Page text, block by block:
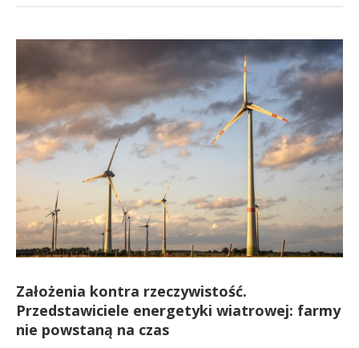
Założenia kontra rzeczywistość.
Przedstawiciele energetyki wiatrowej: farmy
nie powstaną na czas